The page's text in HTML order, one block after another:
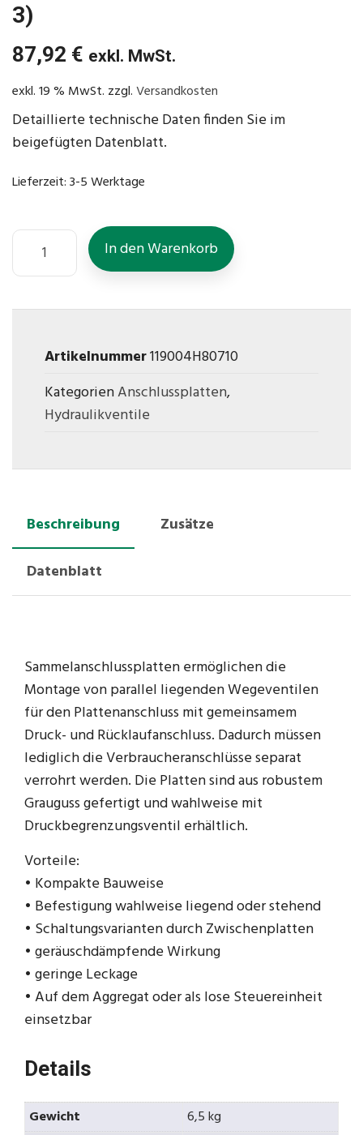
3)
87,92 € exkl. MwSt.
exkl. 19 % MwSt. zzgl.Versandkosten
Detaillierte technische Daten finden Sie im
beigefügten Datenblatt.
Lieferzeit:3-5 Werktage
In den Warenkorb
Artikelnummer119004H80710
KategorienAnschlussplatten,
Hydraulikventile
Beschreibung
Zusätze
Datenblatt
Sammelanschlussplatten ermöglichen die
Montage von parallel liegenden Wegeventilen
für den Plattenanschluss mit gemeinsamem
Druck- und Rücklaufanschluss. Dadurch müssen
lediglich die Verbraucheranschlüsse separat
verrohrt werden. Die Platten sind aus robustem
Grauguss gefertigt und wahlweise mit
Druckbegrenzungsventil erhältlich.
Vorteile:
• Kompakte Bauweise
• Befestigung wahlweise liegend oder stehend
• Schaltungsvarianten durch Zwischenplatten
• geräuschdämpfende Wirkung
• geringe Leckage
• Auf dem Aggregat oder als lose Steuereinheit
einsetzbar
Details
Gewicht 6,5 kg